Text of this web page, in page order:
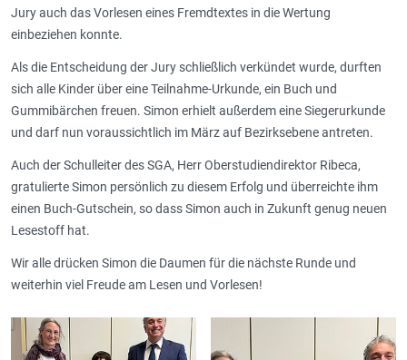
Jury auch das Vorlesen eines Fremdtextes in die Wertung
einbeziehen konnte.
Als die Entscheidung der Jury schließlich verkündet wurde, durften
sich alle Kinder über eine Teilnahme-Urkunde, ein Buch und
Gummibärchen freuen. Simon erhielt außerdem eine Siegerurkunde
und darf nun voraussichtlich im März auf Bezirksebene antreten.
Auch der Schulleiter des SGA, Herr Oberstudiendirektor Ribeca,
gratulierte Simon persönlich zu diesem Erfolg und überreichte ihm
einen Buch-Gutschein, so dass Simon auch in Zukunft genug neuen
Lesestoff hat.
Wir alle drücken Simon die Daumen für die nächste Runde und
weiterhin viel Freude am Lesen und Vorlesen!